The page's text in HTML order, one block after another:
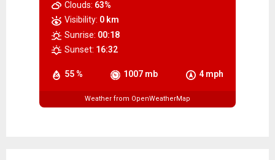
55 % 1007 mb 4 mph
Clouds: 63%
Visibility: 0 km
Sunrise: 00:18
Sunset: 16:32
Weather from OpenWeatherMap